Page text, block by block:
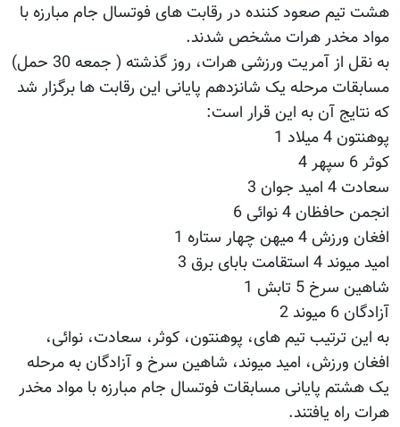
هشت تیم صعود کننده در رقابت های فوتسال جام مبارزه با
مواد مخدر هرات مشخص شدند.
به نقل از آمریت ورزشی هرات، روز گذشته ( جمعه 30 حمل)
مسابقات مرحله یک شانزدهم پایانی این رقابت ها برگزار شد
که نتایج آن به این قرار است:
پوهنتون 4 میلاد 1
کوثر 6 سپهر 4
سعادت 4 امید جوان 3
انجمن حافظان 4 نوائی 6
افغان ورزش 4 میهن چهار ستاره 1
امید میوند 4 استقامت بابای برق 3
شاهین سرخ 5 تابش 1
آزادگان 6 میوند 2
به این ترتیب تیم های، پوهنتون، کوثر، سعادت، نوائی،
افغان ورزش، امید میوند، شاهین سرخ و آزادگان به مرحله
یک هشتم پایانی مسابقات فوتسال جام مبارزه با مواد مخدر
هرات راه یافتند.